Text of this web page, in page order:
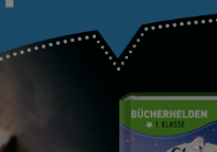
REISE & URLAUB
POLITIK &